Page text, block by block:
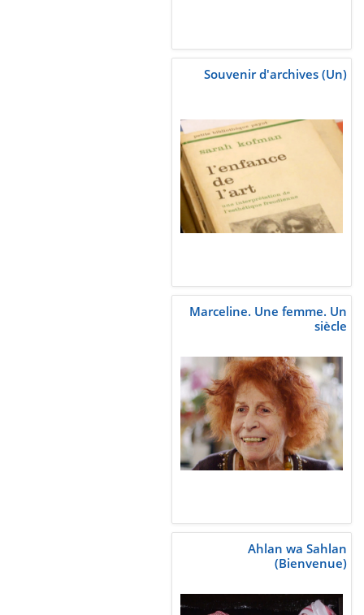
Souvenir d'archives (Un)
Marceline. Une femme. Un
siècle
Ahlan wa Sahlan
(Bienvenue)